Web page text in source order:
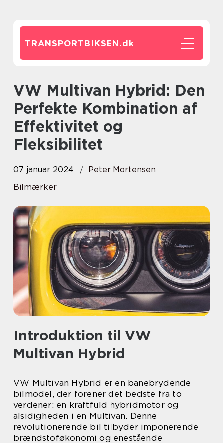
TRANSPORTBIKSEN.dk
VW Multivan Hybrid: Den
Perfekte Kombination af
Effektivitet og
Fleksibilitet
07 januar 2024
Peter Mortensen
Bilmærker
Introduktion til VW
Multivan Hybrid
VW Multivan Hybrid er en banebrydende
bilmodel, der forener det bedste fra to
verdener: en kraftfuld hybridmotor og
alsidigheden i en Multivan. Denne
revolutionerende bil tilbyder imponerende
brændstoføkonomi og enestående